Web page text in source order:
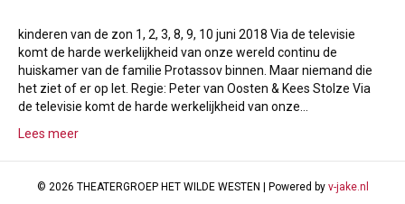
kinderen van de zon 1, 2, 3, 8, 9, 10 juni 2018 Via de televisie
komt de harde werkelijkheid van onze wereld continu de
huiskamer van de familie Protassov binnen. Maar niemand die
het ziet of er op let. Regie: Peter van Oosten & Kees Stolze Via
de televisie komt de harde werkelijkheid van onze…
Lees meer
© 2026 THEATERGROEP HET WILDE WESTEN Powered by v-jake.nl